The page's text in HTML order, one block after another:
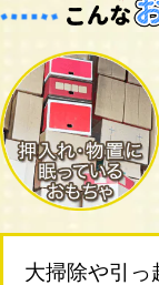
大掃除や引っ